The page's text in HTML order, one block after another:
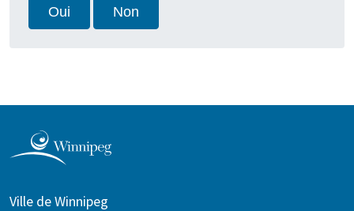
Oui Non
Ville de Winnipeg